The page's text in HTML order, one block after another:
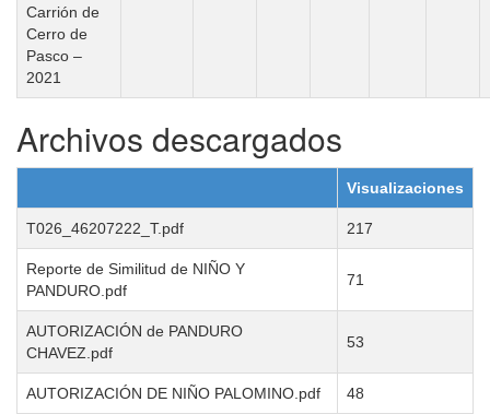
Carrión de
Cerro de
Pasco –
2021
Archivos descargados
Visualizaciones
T026_46207222_T.pdf 217
Reporte de Similitud de NIÑO Y
PANDURO.pdf
71
AUTORIZACIÓN de PANDURO
CHAVEZ.pdf
53
AUTORIZACIÓN DE NIÑO PALOMINO.pdf 48